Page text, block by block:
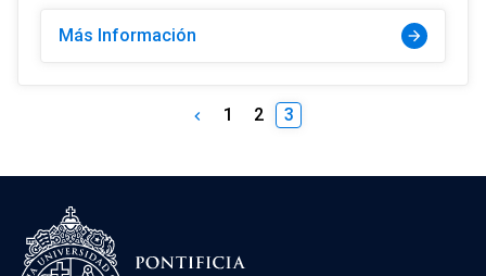
Más Información arrow_forward
keyboard_arrow_left 1 2 3